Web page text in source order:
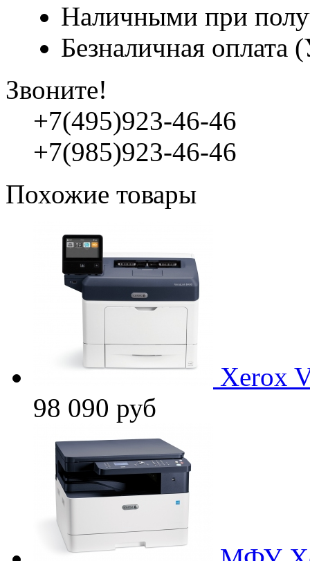
Наличными при
Безналичная
Звоните!
+7(495)923-46-46
+7(985)923-46-46
Похожие товары
Xerox
98 090 руб